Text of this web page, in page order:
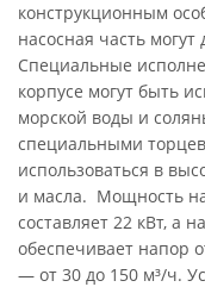
конструкционным
насосная часть
Специальные
корпусе могут быть
морской воды и
специальными
использоваться в
и масла. Мощность
составляет 22 кВт, а
обеспечивает напор
— от 30 до 150 м³/ч.